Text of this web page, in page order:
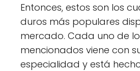
Entonces, estos son los
duros más populares
mercado. Cada uno de
mencionados viene con
especialidad y está